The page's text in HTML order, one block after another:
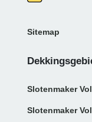
Sitemap
Slotenmaker
Slotenmaker